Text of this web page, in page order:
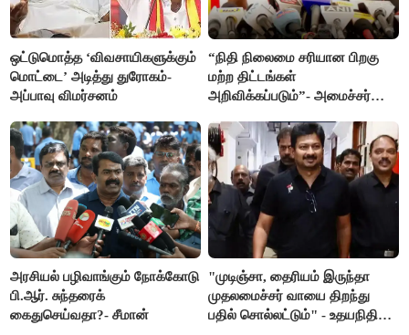
ஒட்டுமொத்த ‘விவசாயிகளுக்கும்
மொட்டை’ அடித்து துரோகம்-
அப்பாவு விமர்சனம்
“நிதி நிலைமை சரியான பிறகு
மற்ற திட்டங்கள்
அறிவிக்கப்படும்”- அமைச்சர்
அரசியல் பழிவாங்கும் நோக்கோடு
பி.ஆர். சுந்தரைக்
கைதுசெய்வதா?- சீமான்
"முடிஞ்சா, தைரியம் இருந்தா
முதலமைச்சர் வாயை திறந்து
பதில் சொல்லட்டும்" - உதயநிதி